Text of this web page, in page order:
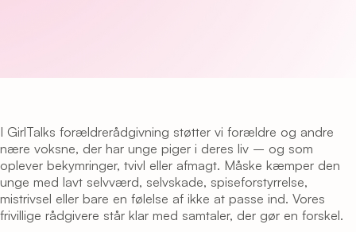
I GirlTalks forældrerådgivning støtter vi forældre og andre
nære voksne, der har unge piger i deres liv – og som
oplever bekymringer, tvivl eller afmagt. Måske kæmper den
unge med lavt selvværd, selvskade, spiseforstyrrelse,
mistrivsel eller bare en følelse af ikke at passe ind. Vores
frivillige rådgivere står klar med samtaler, der gør en forskel.